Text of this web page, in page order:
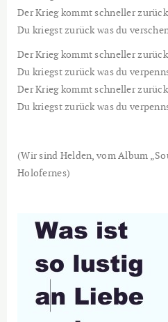
Der Krieg kommt schneller
Du kriegst zurück was du
Der Krieg kommt schneller
Du kriegst zurück was du
Der Krieg kommt schneller
Du kriegst zurück was du
(Wir sind Helden, vom Album
Holofernes)